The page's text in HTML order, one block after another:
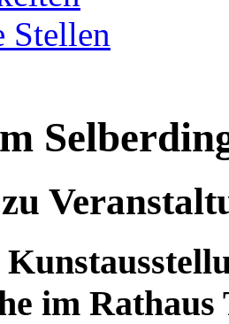
Stellen
im Rathaus